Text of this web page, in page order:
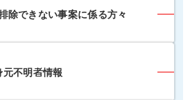
除できない事案に係る方々
元不明者情報